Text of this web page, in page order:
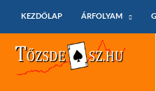
KEZDŐLAP
ÁRFOLYAM
Tőzsdeász.hu – árfolyamok és árfolyam
grafikonok